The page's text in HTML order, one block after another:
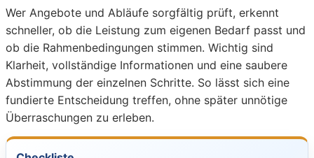
Wer Angebote und Abläufe sorgfältig prüft, erkennt
schneller, ob die Leistung zum eigenen Bedarf passt und
ob die Rahmenbedingungen stimmen. Wichtig sind
Klarheit, vollständige Informationen und eine saubere
Abstimmung der einzelnen Schritte. So lässt sich eine
fundierte Entscheidung treffen, ohne später unnötige
Überraschungen zu erleben.